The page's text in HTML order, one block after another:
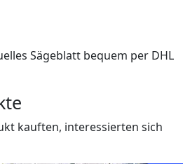
Sägeblatt bequem per DHL
kauften, interessierten sich